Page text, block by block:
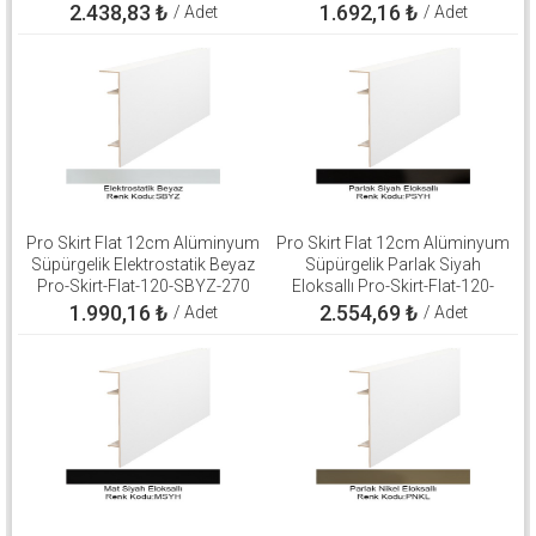
2.438,83 ₺ / Adet 1.692,16 ₺ / Adet
Pro Skirt Flat 12cm Alüminyum
Süpürgelik Elektrostatik Beyaz
Pro-Skirt-Flat-120-SBYZ-270
1.990,16 ₺ / Adet
Pro Skirt Flat 12cm Alüminyum
Süpürgelik Parlak Siyah
Eloksallı Pro-Skirt-Flat-120-
PSYH-270
2.554,69₺ / Adet